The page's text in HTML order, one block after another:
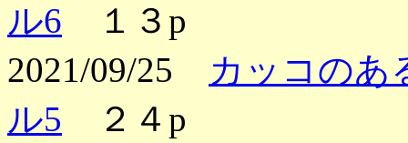
ル6 １３p
2021/09/25
カッコの
ル5 ２４p